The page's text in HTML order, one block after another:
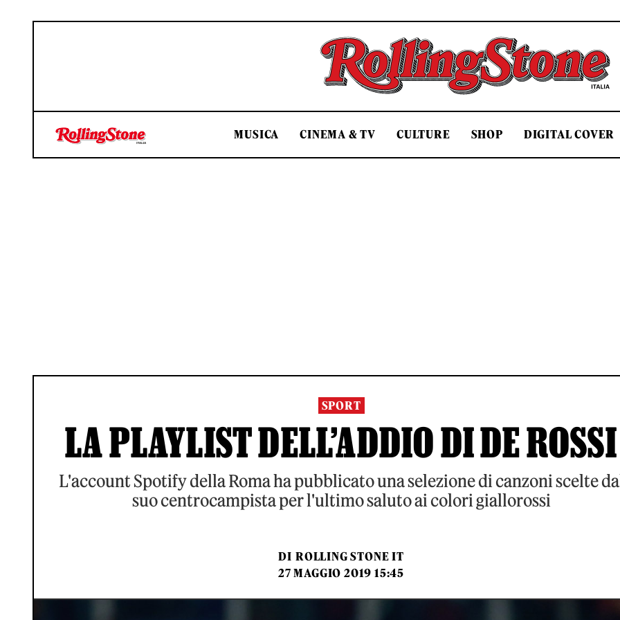
Rolling Stone Italia
MUSICA CINEMA & TV CULTURE SHOP DIGITAL COVER
SPORT
LA PLAYLIST DELL’ADDIO DI DE ROSSI
L'account Spotify della Roma ha pubblicato una selezione di canzoni scelte
suo centrocampista per l'ultimo saluto ai colori giallorossi
DI ROLLING STONE IT
27 MAGGIO 2019 15:45